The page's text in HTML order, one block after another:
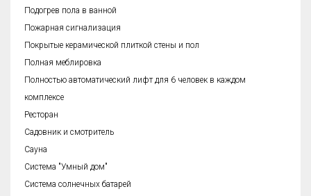
Подогрев пола в ванной
Пожарная сигнализация
Покрытые керамической плиткой стены и пол
Полная меблировка
Полностью автоматический лифт для 6 человек в каждом
комплексе
Ресторан
Садовник и смотритель
Сауна
Система "Умный дом"
Система солнечных батарей